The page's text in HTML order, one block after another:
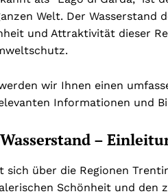
Welt. Der Wasserstand
und Attraktivität dieser
wir Ihnen einen
Informationen und
–
sich über die Regionen
Schönheit und den